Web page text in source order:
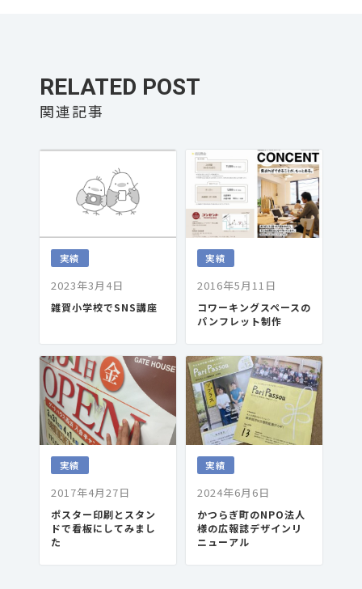
RELATED POST
実績
2023年3月4日
雑賀小学校でSNS講座
実績
2016年5月11日
コワーキングスペースの
パンフレット制作
実績
2017年4月27日
ポスター印刷とスタン
ドで看板にしてみまし
た
実績
2024年6月6日
かつらぎ町のNPO法人
様の広報誌デザインリ
ニューアル